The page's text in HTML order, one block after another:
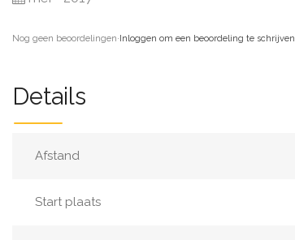
Nog geen beoordelingen·Inloggen om een beoordeling te schrijven
Details
Afstand
Start plaats